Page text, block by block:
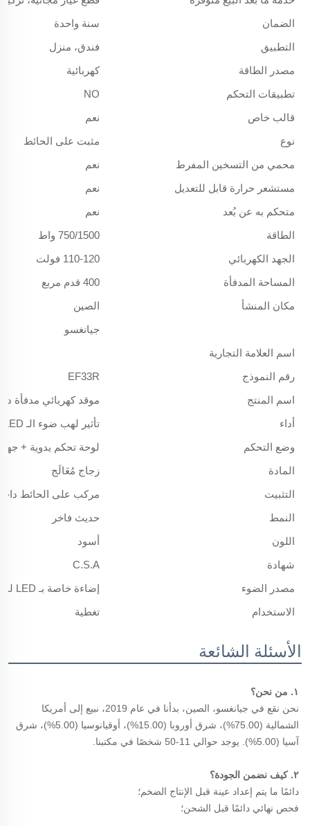
الضمان
سنة واحدة
التطبيق
فندق، منزل
مصدر الطاقة
كهربائية
تطبيقات التحكم
NO
قالب خاص
نعم
نوع
مثبت على الحائط
محمي من التسخين المفرط
نعم
مستشعر حرارة قابل للتعديل
نعم
متحكم به عن بُعد
نعم
الطاقة
750/1500 واط
الجهد الكهربائي
110-120 فولت
المساحة المدفأة
400 قدم مربع
مكان المنشأ
الصين
جيانغسو
اسم العلامة التجارية
رقم النموذج
EF33R
اسم المنتج
موقد كهربائي مدفأة
أداء
تأثير لهب ضوء الـ LED
وضع التحكم
لوحة تحكم يدوية +
المادة
زجاج مُعَالَج
التثبيت
مركب على الحائط
النمط
حديث فاخر
اللون
أسود
شهادة
C.S.A
مصدر الضوء
إضاءة خاصة بـ LED لمدفأة كهربائية
الاستخدام
تغطية
الأسئلة الشائعة
١. من نحن؟
آسيا (5.00%). يوجد حوالي 11-50 شخصًا في مكتبنا.
٢. كيف نضمن الجودة؟
دائمًا ما يتم إعداد عينة قبل الإنتاج الضخم؛
فحص نهائي دائمًا قبل الشحن؛